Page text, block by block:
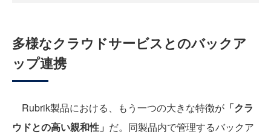
多様なクラウドサービスとのバックア
ップ連携
Rubrik製品における、もう一つの大きな特徴が 「クラ
ウドとの高い親和性」 だ。同製品内で管理するバックア